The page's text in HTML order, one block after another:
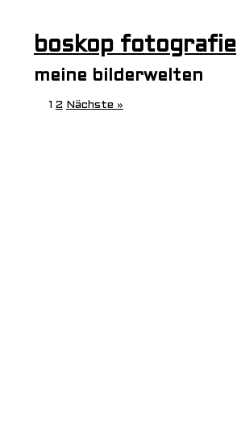
boskop fotografie
meine bilderwelten
1 2 Nächste »